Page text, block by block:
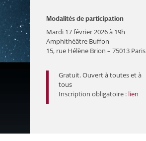
Modalités de participation
Mardi 17 février 2026 à 19h
Amphithéâtre Buffon
15, rue Hélène Brion – 75013 Paris
Gratuit. Ouvert à toutes et à
tous
Inscription obligatoire : lien